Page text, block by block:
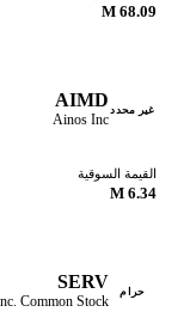
68.09 M
غير محدد AIMD
Ainos Inc
القيمة السوقية
6.34 M
حرام SERV